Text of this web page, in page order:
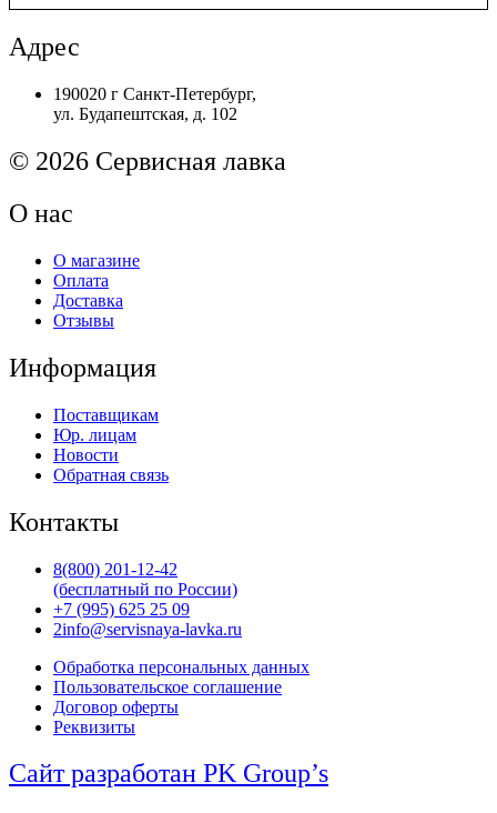
/
T8W18-
60205
диск
HP
DJet
Original
Адрес
190020 г Санкт-Петербург,
ул. Будапештская, д. 102
© 2026 Сервисная лавка
О нас
О магазине
Оплата
Доставка
Отзывы
Информация
Поставщикам
Юр. лицам
Новости
Обратная связь
Контакты
8(800) 201-12-42
(бесплатный по России)
+7 (995) 625 25 09
2info@servisnaya-lavka.ru
Обработка персональных данных
Пользовательское соглашение
Договор оферты
Реквизиты
Сайт разработан PK Group’s